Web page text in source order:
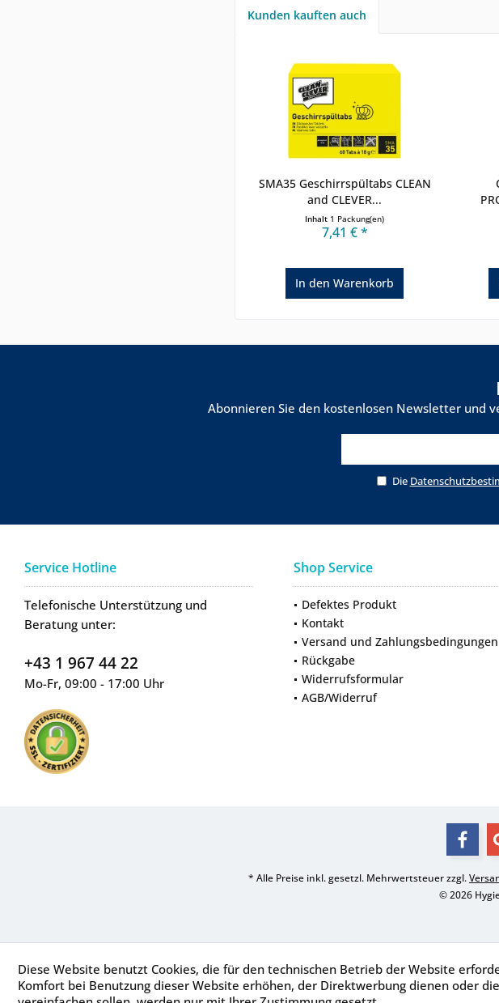
Kunden kauften auch
SMA35 Geschirrspültabs CLEAN
and CLEVER...
Inhalt 1 Packung(en)
7,41 € *
In den Warenkorb
Abonnieren Sie den kostenlosen Newsletter und
Die
Service Hotline
Telefonische Unterstützung und
Beratung unter:
+43 1 967 44 22
Mo-Fr, 09:00 - 17:00 Uhr
Shop Service
Defektes Produkt
Kontakt
Versand und Zahlungsbedingungen
Rückgabe
Widerrufsformular
AGB/Widerruf
* Alle Preise inkl. gesetzl. Mehrwertsteuer zzgl.
© 2026
Diese Website benutzt Cookies, die für den technischen Betrieb der Website
Komfort bei Benutzung dieser Website erhöhen, der Direktwerbung dienen oder